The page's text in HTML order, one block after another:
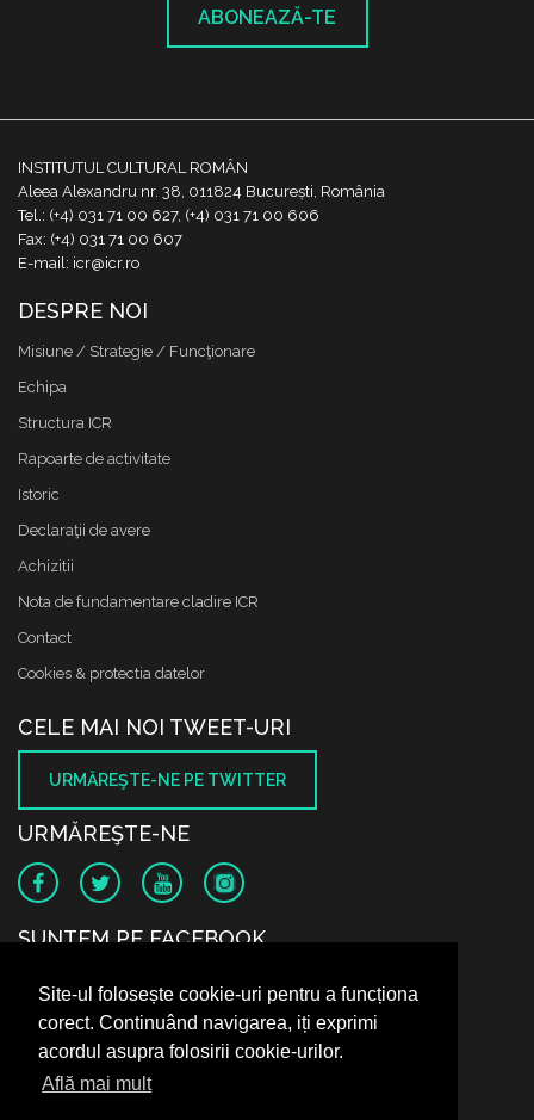
Site-ul folosește cookie-uri pentru a funcționa
corect. Continuând navigarea, iți exprimi
acordul asupra folosirii cookie-urilor.
Află mai mult
ABONEAZĂ-TE
INSTITUTUL CULTURAL ROMÂN
Aleea Alexandru nr. 38, 011824 București, România
Tel.: (+4) 031 71 00 627, (+4) 031 71 00 606
Fax: (+4) 031 71 00 607
E-mail: icr@icr.ro
DESPRE NOI
Misiune / Strategie / Funcţionare
Echipa
Structura ICR
Rapoarte de activitate
Istoric
Declaraţii de avere
Achizitii
Nota de fundamentare cladire ICR
Contact
Cookies & protectia datelor
CELE MAI NOI TWEET-URI
URMĂREŞTE-NE PE TWITTER
URMĂREŞTE-NE
SUNTEM PE FACEBOOK